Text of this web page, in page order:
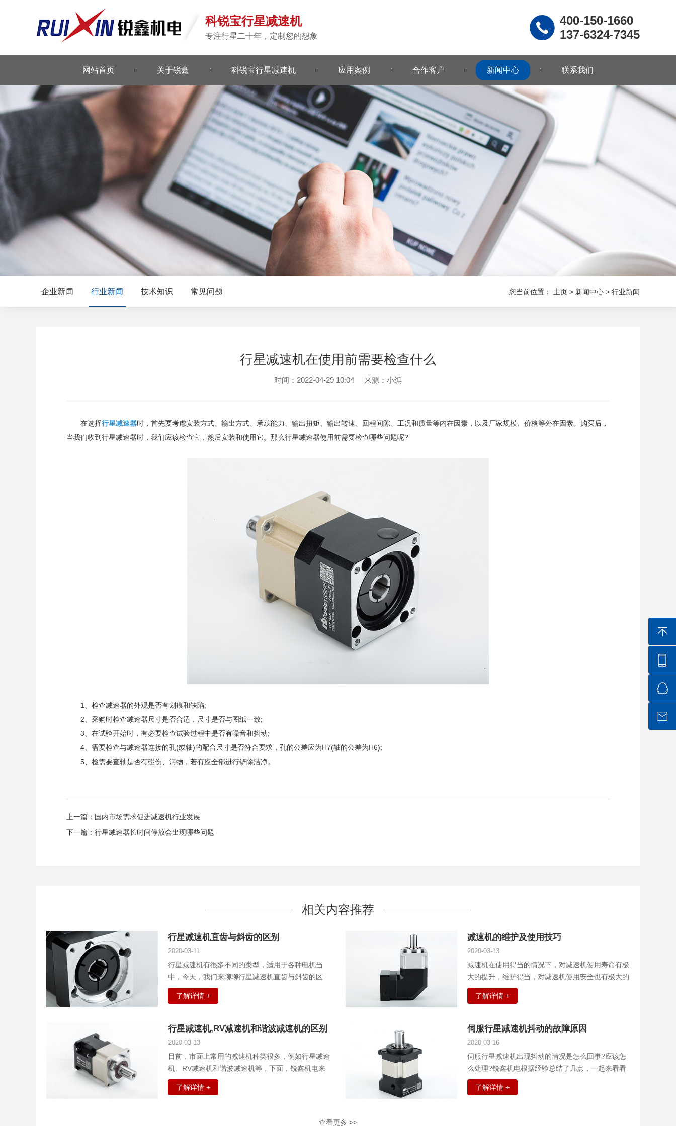
科锐宝行星减速机
专注行星二十年，定制您的想象
400-150-1660
137-6324-7345
网站首页 关于锐鑫 科锐宝行星减速机 应用案例 合作客户 新闻中心 联系我们
您当前位置： 主页 > 新闻中心 > 行业新闻
企业新闻 行业新闻 技术知识 常见问题
行星减速机在使用前需要检查什么
时间：2022-04-29 10:04 来源： 小编
在选择行星减速器时，首先要考虑安装方式、输出方式、承载能力、输出扭矩、输出转速、回程间隙、工况和质量等内在因素，以及厂家规模、价格等外在因素。购买后，
当我们收到行星减速器时，我们应该检查它，然后安装和使用它。那么行星减速器使用前需要检查哪些问题呢?
1、检查减速器的外观是否有划痕和缺陷;
2、采购时检查减速器尺寸是否合适，尺寸是否与图纸一致;
3、在试验开始时，有必要检查试验过程中是否有噪音和抖动;
4、需要检查与减速器连接的孔(或轴)的配合尺寸是否符合要求，孔的公差应为H7(轴的公差为H6);
5、检需要查轴是否有碰伤、污物，若有应全部进行铲除洁净。
上一篇： 国内市场需求促进减速机行业发展
下一篇： 行星减速器长时间停放会出现哪些问题
相关内容推荐
行星减速机直齿与斜齿的区别
2020-03-11
行星减速机有很多不同的类型，适用于各种电机当
中，今天，我们来聊聊行星减速机直齿与斜齿的区
别。
了解详情 +
减速机的维护及使用技巧
2020-03-13
减速机在使用得当的情况下，对减速机使用寿命有极
大的提升，维护得当，对减速机使用安全也有极大的
保证。下面，小编为您介绍一下减速机的使用小技
巧。
了解详情 +
行星减速机,RV减速机和谐波减速机的区别
2020-03-13
目前，市面上常用的减速机种类很多，例如行星减速
机、RV减速机和谐波减速机等，下面，锐鑫机电来
给大家说说这三种减速机的区别。
了解详情 +
伺服行星减速机抖动的故障原因
2020-03-16
伺服行星减速机出现抖动的情况是怎么回事?应该怎
么处理?锐鑫机电根据经验总结了几点，一起来看看
吧。
了解详情 +
查看更多 >>